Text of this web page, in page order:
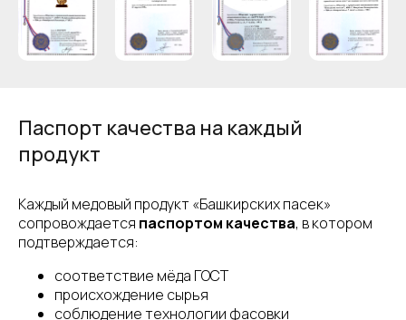
Паспорт качества на каждый
продукт
Каждый медовый продукт «Башкирских пасек»
сопровождается паспортом качества, в котором
подтверждается:
соответствие мёда ГОСТ
происхождение сырья
соблюдение технологии фасовки